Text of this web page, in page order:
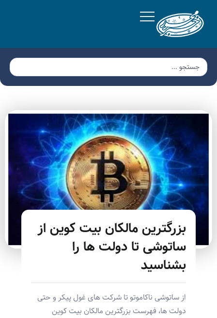
بزرگترین مالکان بیت کوین از
ساتوشی تا دولت ها را
بشناسید
از ساتوشی ناکاموتو تا شرکت های غول پیکر و حتی
دولت ها، فهرست بزرگترین مالکان بیت کوین